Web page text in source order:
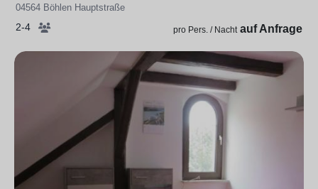
04564 Böhlen Hauptstraße
2-4 pro Pers. / Nacht auf Anfrage